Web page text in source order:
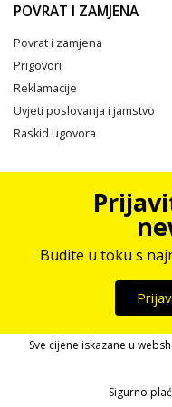
POVRAT I ZAMJENA
Povrat i zamjena
Prigovori
Reklamacije
Uvjeti poslovanja i jamstvo
Raskid ugovora
Budite u toku s
Sve cijene iskazane u
Sigurno